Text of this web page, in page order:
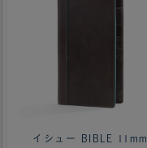
イシュー BIBLE 11mm